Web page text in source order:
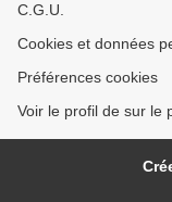
C.G.U.
Cookies et données
Préférences cookies
Voir le profil de sur le